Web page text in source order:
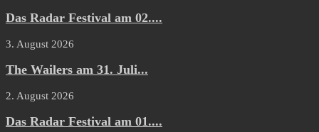
Das Radar Festival am 02....
3. August 2026
The Wailers am 31. Juli...
2. August 2026
Das Radar Festival am 01....